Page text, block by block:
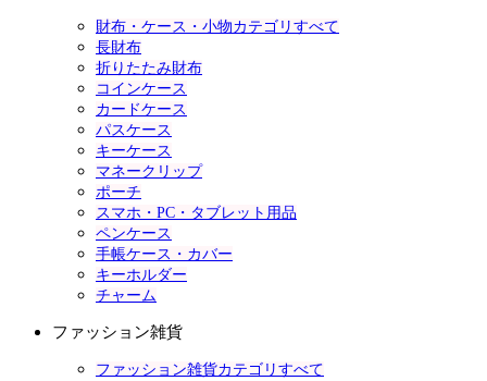
財布・ケース・小物カテゴリすべて
長財布
折りたたみ財布
コインケース
カードケース
パスケース
キーケース
マネークリップ
ポーチ
スマホ・PC・タブレット用品
ペンケース
手帳ケース・カバー
キーホルダー
チャーム
ファッション雑貨
ファッション雑貨カテゴリすべて